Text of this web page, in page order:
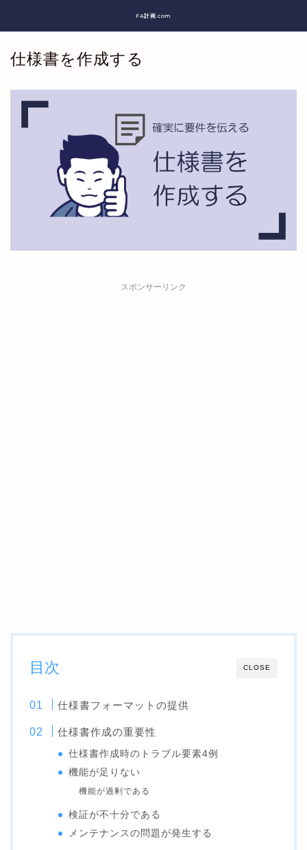
FA計画.com
仕様書を作成する
スポンサーリンク
CLOSE
目次
仕様書フォーマットの提供
仕様書作成の重要性
仕様書作成時のトラブル要素4例
機能が足りない
機能が過剰である
検証が不十分である
メンテナンスの問題が発生する